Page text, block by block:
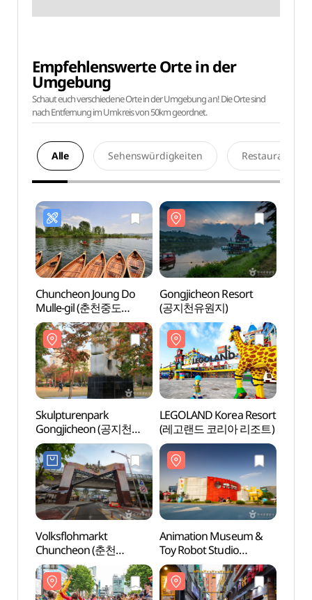
Empfehlenswerte Orte in der
Umgebung
Schaut euch verschiedene Orte in der Umgebung an! Die Orte sind
nach Entfernung im Umkreis von 50km geordnet.
Alle Sehenswürdigkeiten Restaurants
Chuncheon Joung Do
Mulle-gil (춘천중도
물레길)
Gongjicheon Resort
(공지천유원지)
Skulpturenpark
Gongjicheon (공지천
조각공원)
LEGOLAND Korea Resort
(레고랜드 코리아 리조트)
Volksflohmarkt
Chuncheon (춘천
풍물시장(2, 7일))
Animation Museum &
Toy Robot Studio
Chuncheon (춘천
애니메이션박물관&
토이로봇관)